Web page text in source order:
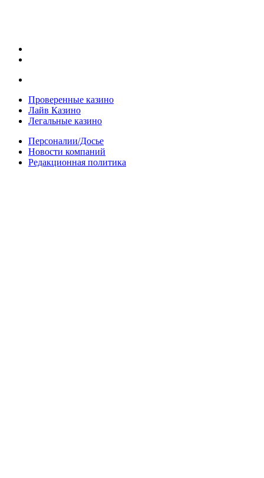
Проверенные казино
Лайв Казино
Легальные казино
Персоналии/Досье
Новости компаний
Редакционная политика